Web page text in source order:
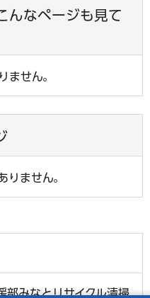
んなページも見て
ません。
りません。
部みなとリサイクル清掃